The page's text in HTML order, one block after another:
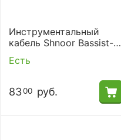
Инструментальный
кабель Shnoor Bassist-II-
3m
Есть
8300 руб.